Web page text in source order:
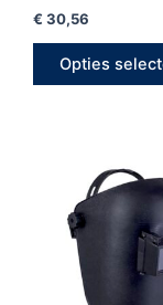
€ 30,56
Opties